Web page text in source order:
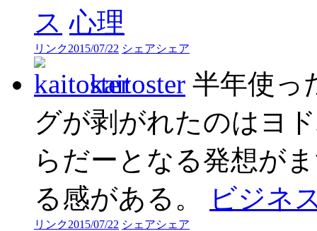
ス 心理
リンク2015/07/22 シェアシェア
kaitoster 半年使っ
グが剥がれたのはヨ
らだーとなる発想が
る感がある。
ビジネ
リンク2015/07/22 シェアシェア